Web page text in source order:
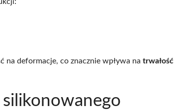
na deformacje, co znacznie wpływa na trwałość